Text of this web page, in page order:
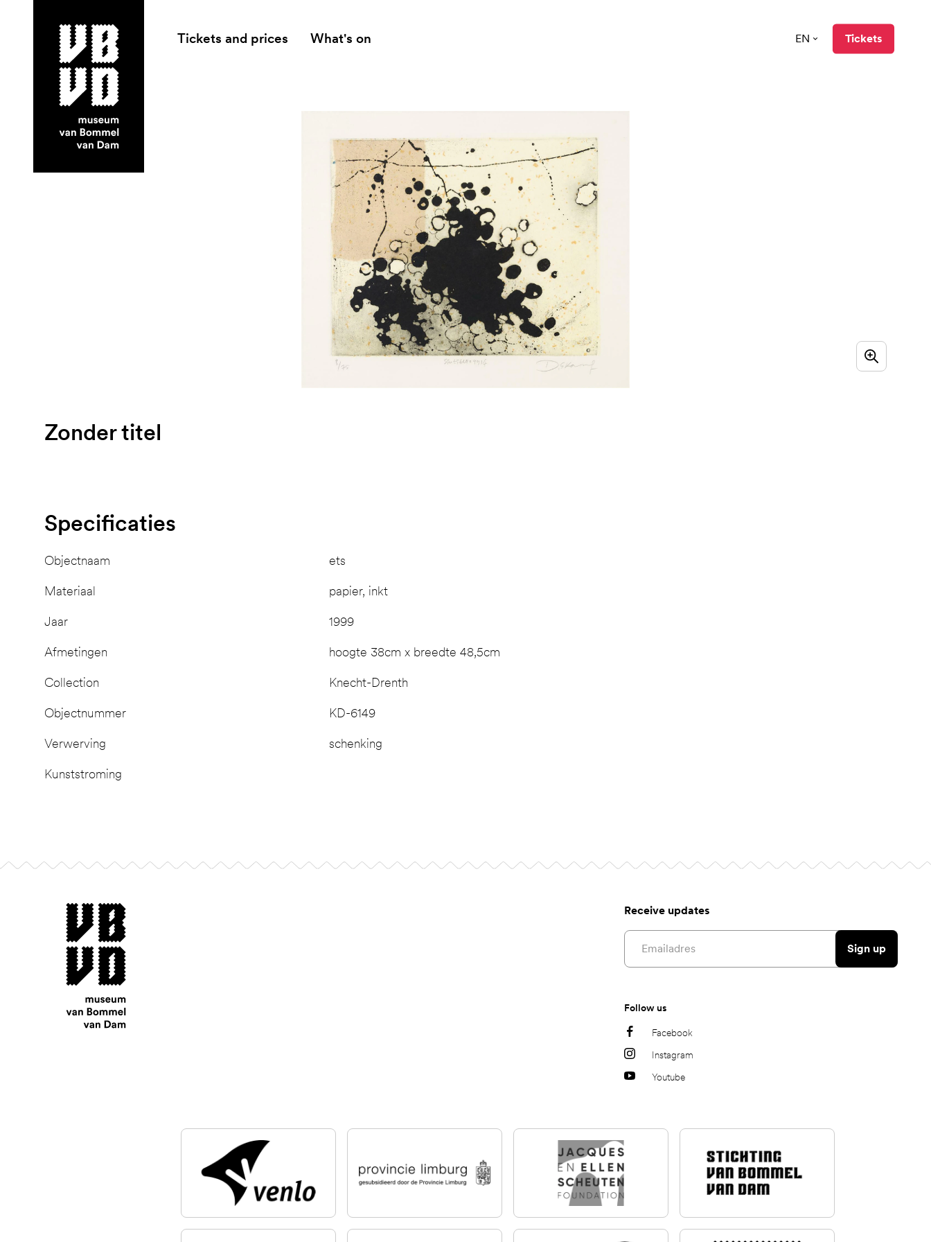
museum van Bommel van Dam
Tickets and prices What's on EN Tickets
Zonder titel
Specificaties
Objectnaam ets
Materiaal papier, inkt
Jaar 1999
Afmetingen hoogte 38cm x breedte 48,5cm
Collection Knecht-Drenth
Objectnummer KD-6149
Verwerving schenking
Kunststroming
museum van Bommel van Dam Receive updates
Email address
Sign up
Follow us
Facebook
Instagram
Youtube